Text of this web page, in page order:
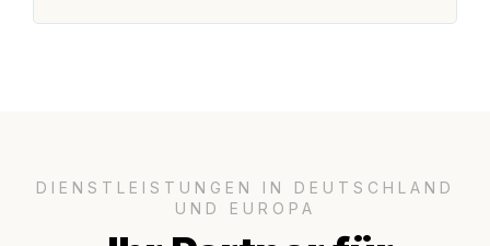
DIENSTLEISTUNGEN IN DEUTSCHLAND
UND EUROPA